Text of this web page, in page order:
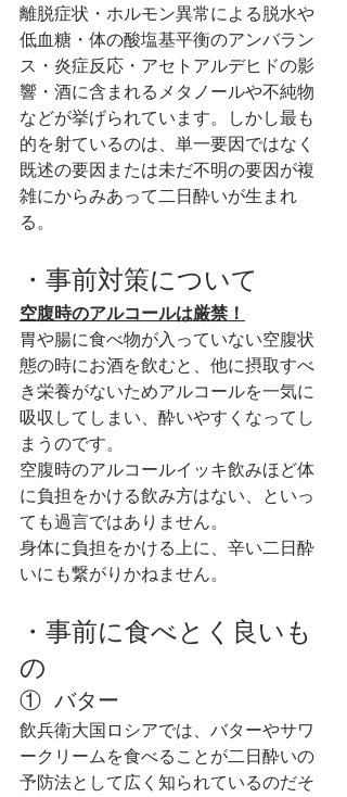
離脱症状・ホルモン異常による脱水や
低血糖・体の酸塩基平衡のアンバラン
ス・炎症反応・アセトアルデヒドの影
響・酒に含まれるメタノールや不純物
などが挙げられています。しかし最も
的を射ているのは、単一要因ではなく
既述の要因または未だ不明の要因が複
雑にからみあって二日酔いが生まれ
る。
・事前対策について
空腹時のアルコールは厳禁！
胃や腸に食べ物が入っていない空腹状
態の時にお酒を飲むと、他に摂取すべ
き栄養がないためアルコールを一気に
吸収してしまい、酔いやすくなってし
まうのです。
空腹時のアルコールイッキ飲みほど体
に負担をかける飲み方はない、といっ
ても過言ではありません。
身体に負担をかける上に、辛い二日酔
いにも繋がりかねません。
・事前に食べとく良いも
の
①  バター
飲兵衛大国ロシアでは、バターやサワ
ークリームを食べることが二日酔いの
予防法として広く知られているのだそ